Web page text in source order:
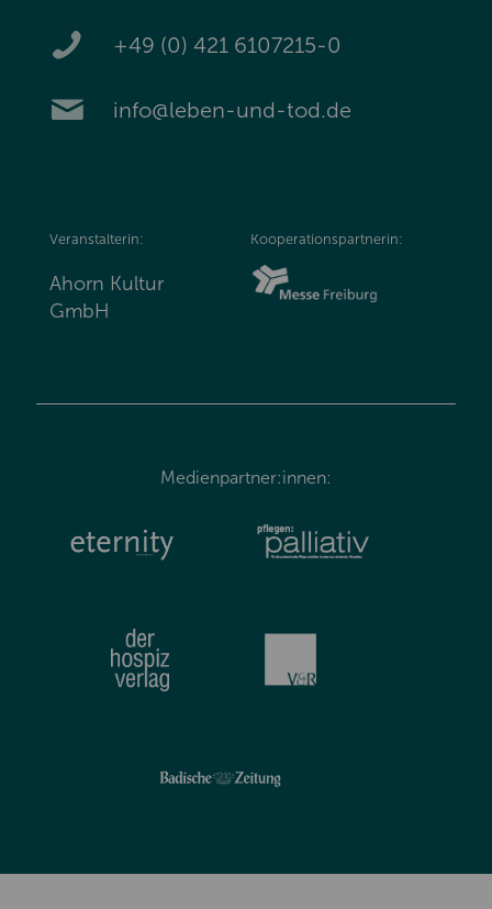
+49 (0) 421 6107215-0
info@leben-und-tod.de
Veranstalterin:
Ahorn Kultur
GmbH
Kooperationspartnerin:
Medienpartner:innen: